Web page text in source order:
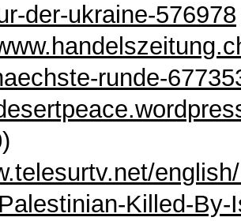
der-ukraine-576978
runde-
Killed-